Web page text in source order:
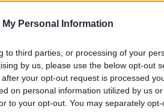
My Personal Information
to third parties, or processing of your
by us, please use the below opt-out
your opt-out request is processed
on personal information utilized by us
to your opt-out. You may separately
La
scelto di puntare su
di rivoluzionare il team